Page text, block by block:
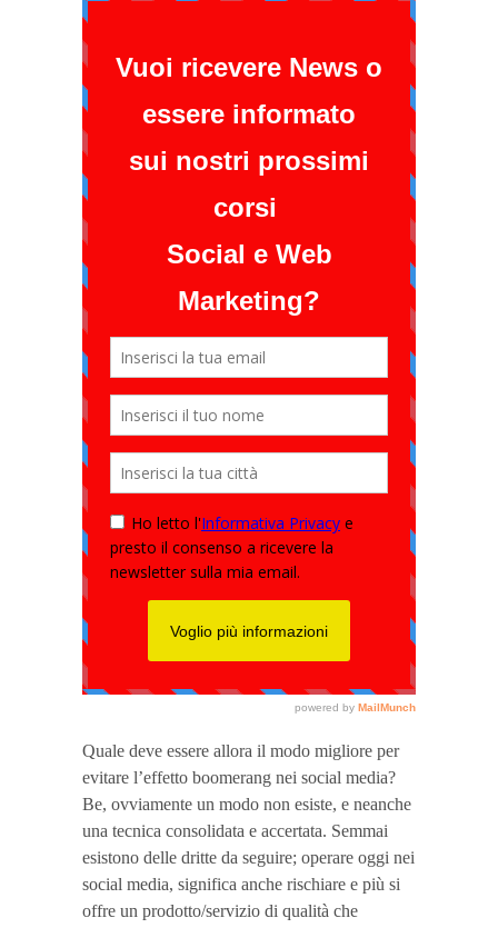
Quale deve essere allora il modo migliore per
evitare l’effetto boomerang nei social media?
Be, ovviamente un modo non esiste, e neanche
una tecnica consolidata e accertata. Semmai
esistono delle dritte da seguire; operare oggi nei
social media, significa anche rischiare e più si
offre un prodotto/servizio di qualità che